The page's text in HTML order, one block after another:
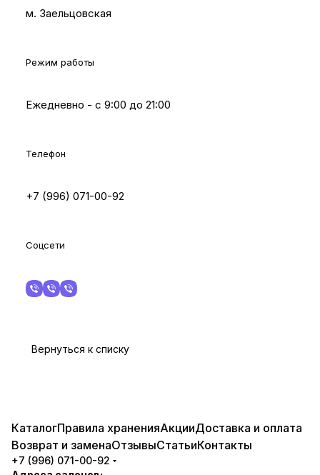
м. Заельцовская
Режим работы
Ежедневно - с 9:00 до 21:00
Телефон
+7 (996) 071-00-92
Соцсети
Вернуться к списку
КаталогПравила храненияАкцииДоставка и оплата
Возврат и заменаОтзывыСтатьиКонтакты
+7 (996) 071-00-92